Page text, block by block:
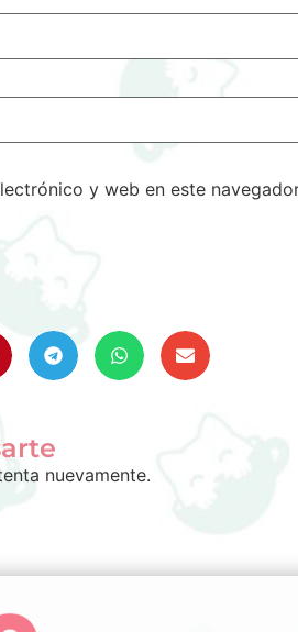
y web en este
nuevamente.